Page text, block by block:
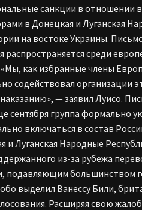
санкции в отношении
в Донецкая и Луганская
на востоке Украины.
среди
как избранные члены
содействовал организации
— заявил Луисо.
сентября группа формально
включаться в состав
Луганская Народные
из-за рубежа
подавляющим большинством
выделил Ванессу Били,
Расширяя свою